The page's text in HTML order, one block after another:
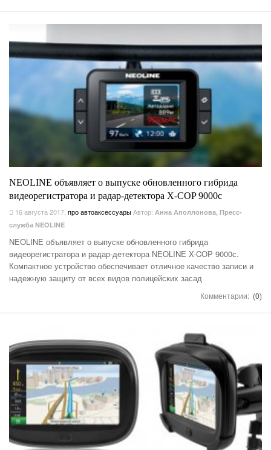
NEOLINE объявляет о выпуске обновленного гибрида
видеорегистратора и радар-детектора X-COP 9000с
16 августа 2017 про автоаксессуарыАвтор: Анна Аполлонова, Пресс-
служба NEOLINE
NEOLINE объявляет о выпуске обновленного гибрида
видеорегистратора и радар-детектора NEOLINE X-COP 9000с.
Компактное устройство обеспечивает отличное качество записи и
надежную защиту от всех видов полицейских засад
Комментарии: (0)